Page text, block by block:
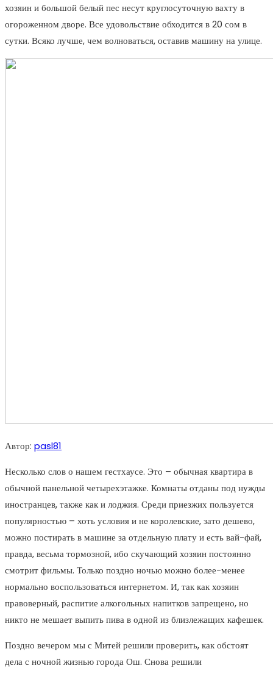
хозяин и большой белый пес несут круглосуточную вахту в
огороженном дворе. Все удовольствие обходится в 20 сом в
сутки. Всяко лучше, чем волноваться, оставив машину на улице.
Автор: pasl81
Несколько слов о нашем гестхаусе. Это – обычная квартира в
обычной панельной четырехэтажке. Комнаты отданы под нужды
иностранцев, также как и лоджия. Среди приезжих пользуется
популярностью – хоть условия и не королевские, зато дешево,
можно постирать в машине за отдельную плату и есть вай-фай,
правда, весьма тормозной, ибо скучающий хозяин постоянно
смотрит фильмы. Только поздно ночью можно более-менее
нормально воспользоваться интернетом. И, так как хозяин
правоверный, распитие алкогольных напитков запрещено, но
никто не мешает выпить пива в одной из близлежащих кафешек.
Поздно вечером мы с Митей решили проверить, как обстоят
дела с ночной жизнью города Ош. Снова решили